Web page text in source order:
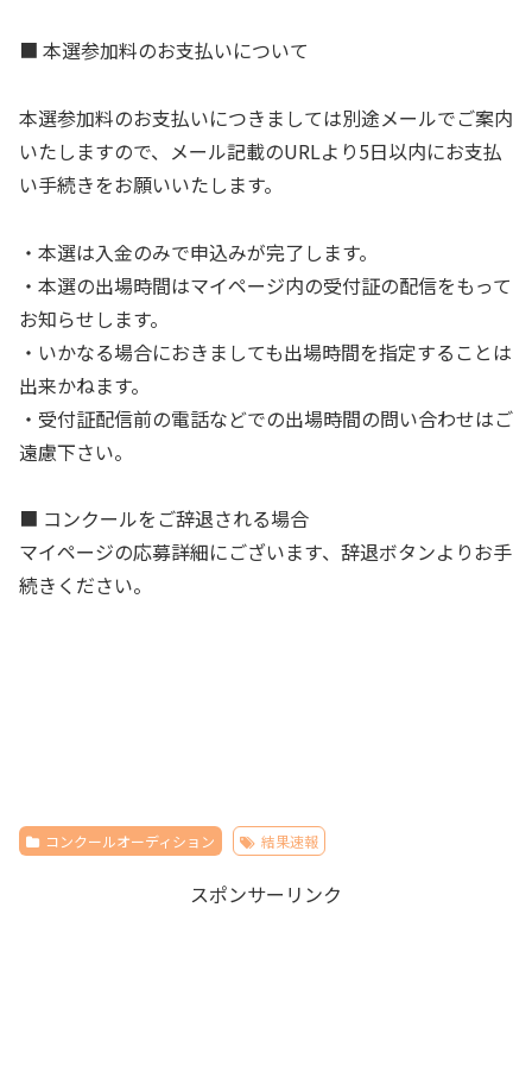
■ 本選参加料のお支払いについて
本選参加料のお支払いにつきましては別途メールでご案内
いたしますので、メール記載のURLより5日以内にお支払
い手続きをお願いいたします。
・本選は入金のみで申込みが完了します。
・本選の出場時間はマイページ内の受付証の配信をもって
お知らせします。
・いかなる場合におきましても出場時間を指定することは
出来かねます。
・受付証配信前の電話などでの出場時間の問い合わせはご
遠慮下さい。
■ コンクールをご辞退される場合
マイページの応募詳細にございます、辞退ボタンよりお手
続きください。
コンクールオーディション 結果速報
スポンサーリンク